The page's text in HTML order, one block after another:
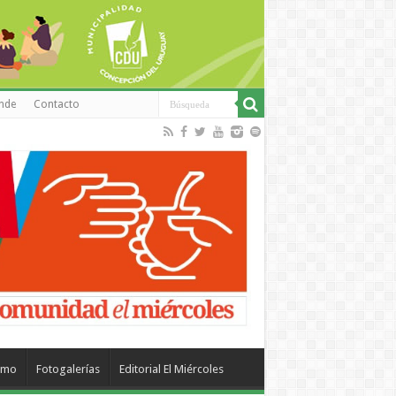
Contacto
Fotogalerías Editorial El Miércoles